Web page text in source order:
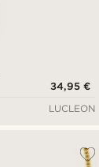
34,95 €
LUCLEON